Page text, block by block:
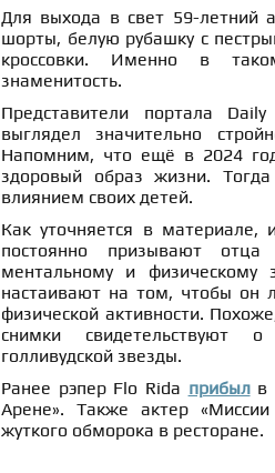
Для выхода в свет 59-летний
шорты, белую рубашку с
кроссовки. Именно в
знаменитость.
Представители портала
выглядел значительно
Напомним, что ещё в 2024
здоровый образ жизни.
влиянием своих детей.
Как уточняется в
постоянно призывают отца
ментальному и физическому
настаивают на том, чтобы он
физической активности.
снимки свидетельствуют
голливудской звезды.
Ранее рэпер Flo Rida прибыл в
Арене». Также актер
жуткого обморока в ресторане.